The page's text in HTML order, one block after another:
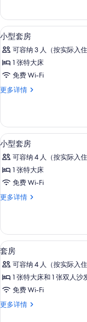
所
有
照
片
更
多
信
显
示
小
型
房
所
有
照
片
5
小型套房
可容纳 3 人（按实际入住
1 张特大床
免费 Wi-Fi
更多详情
小
更
多
信
显
示
小
型
房
所
有
照
片
5
小型套房
可容纳 4 人（按实际入住
1 张特大床
免费 Wi-Fi
更多详情
小
更
多
信
显
示
套
房
所
4
套房
可容纳 4 人（按实际入住
1 张特大床和 1 张双人沙
免费 Wi-Fi
更多详情
套